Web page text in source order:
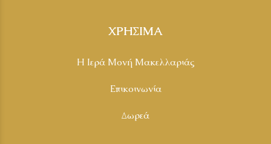
ΧΡΗΣΙΜΑ
Η Ιερά Μονή Μακελλαριάς
Επικοινωνία
Δωρεά